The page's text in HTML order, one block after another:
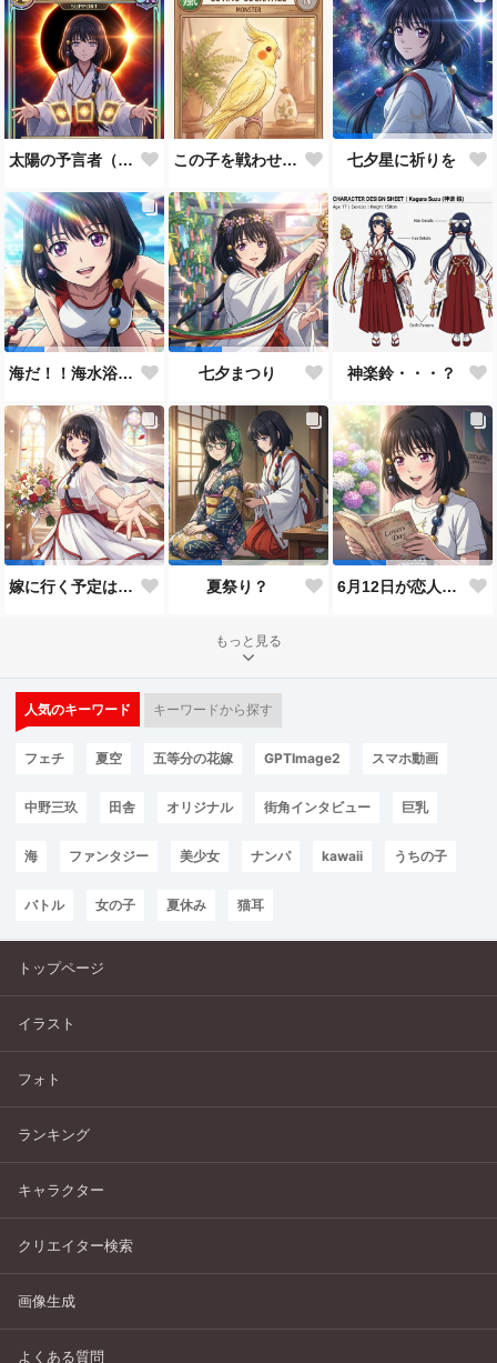
太陽の予言者（プロンプト使い方あってるんだろうか？） この子を戦わせるなんて出来ません！！ 七夕星に祈りを
海だ！！海水浴だ！！ 七夕まつり 神楽鈴・・・？
嫁に行く予定は無いのだけれど！ 夏祭り？ 6月12日が恋人の日と言うので…
もっと見る
人気のキーワード キーワードから探す
フェチ 夏空 五等分の花嫁 GPTImage2 スマホ動画
中野三玖 田舎 オリジナル 街角インタビュー 巨乳
海 ファンタジー 美少女 ナンパ kawaii うちの子
バトル 女の子 夏休み 猫耳
トップページ
イラスト
フォト
ランキング
キャラクター
クリエイター検索
画像生成
よくある質問